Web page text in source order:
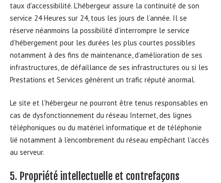
taux d’accessibilité. L’hébergeur assure la continuité de son
service 24 Heures sur 24, tous les jours de l’année. Il se
réserve néanmoins la possibilité d’interrompre le service
d’hébergement pour les durées les plus courtes possibles
notamment à des fins de maintenance, d’amélioration de ses
infrastructures, de défaillance de ses infrastructures ou si les
Prestations et Services génèrent un trafic réputé anormal.
Le site et l’hébergeur ne pourront être tenus responsables en
cas de dysfonctionnement du réseau Internet, des lignes
téléphoniques ou du matériel informatique et de téléphonie
lié notamment à l’encombrement du réseau empêchant l’accès
au serveur.
5. Propriété intellectuelle et contrefaçons